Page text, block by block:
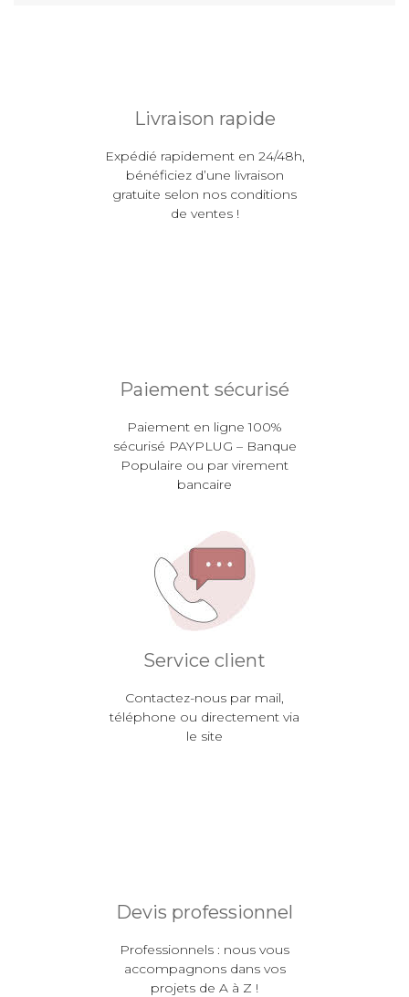
Livraison rapide
Expédié rapidement en 24/48h,
bénéficiez d’une livraison
gratuite selon nos conditions
de ventes !
Paiement sécurisé
Paiement en ligne 100%
sécurisé PAYPLUG – Banque
Populaire ou par virement
bancaire
Service client
Contactez-nous par mail,
téléphone ou directement via
le site
Devis professionnel
Professionnels : nous vous
accompagnons dans vos
projets de A à Z !